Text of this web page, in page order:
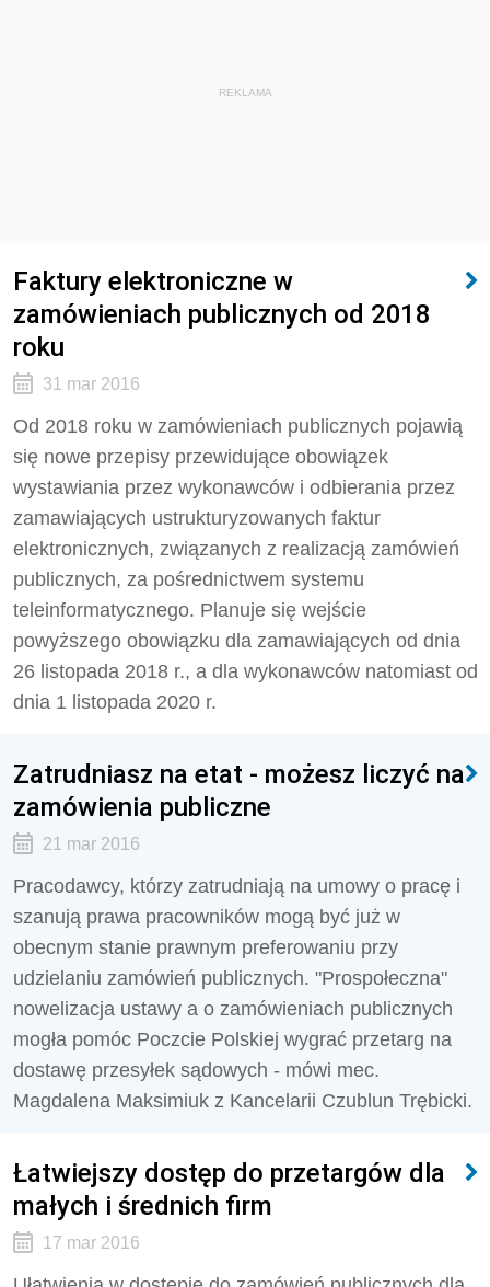
REKLAMA
Faktury elektroniczne w
zamówieniach publicznych od 2018
roku
31 mar 2016
Od 2018 roku w zamówieniach publicznych pojawią
się nowe przepisy przewidujące obowiązek
wystawiania przez wykonawców i odbierania przez
zamawiających ustrukturyzowanych faktur
elektronicznych, związanych z realizacją zamówień
publicznych, za pośrednictwem systemu
teleinformatycznego. Planuje się wejście
powyższego obowiązku dla zamawiających od dnia
26 listopada 2018 r., a dla wykonawców natomiast od
dnia 1 listopada 2020 r.
Zatrudniasz na etat - możesz liczyć na
zamówienia publiczne
21 mar 2016
Pracodawcy, którzy zatrudniają na umowy o pracę i
szanują prawa pracowników mogą być już w
obecnym stanie prawnym preferowaniu przy
udzielaniu zamówień publicznych. "Prospołeczna"
nowelizacja ustawy a o zamówieniach publicznych
mogła pomóc Poczcie Polskiej wygrać przetarg na
dostawę przesyłek sądowych - mówi mec.
Magdalena Maksimiuk z Kancelarii Czublun Trębicki.
Łatwiejszy dostęp do przetargów dla
małych i średnich firm
17 mar 2016